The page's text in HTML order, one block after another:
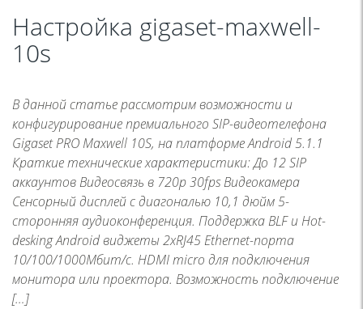
Настройка gigaset-maxwell-
10s
В данной статье рассмотрим возможности и
конфигурирование премиального SIP-видеотелефона
Gigaset PRO Maxwell 10S, на платформе Android 5.1.1
Краткие технические характеристики: До 12 SIP
аккаунтов Видеосвязь в 720p 30fps Видеокамера
Сенсорный дисплей с диагональю 10,1 дюйм 5-
сторонняя аудиоконференция. Поддержка BLF и Hot-
desking Android виджеты 2хRJ45 Ethernet-порта
10/100/1000Мбит/с. HDMI micro для подключения
монитора или проектора. Возможность подключение
[…]